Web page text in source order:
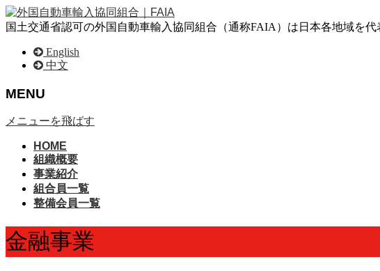
国土交通省認可の外国自動車輸入協同組合（通称FAIA）は日本各地域を
English
中文
MENU
メニューを飛ばす
HOME
組織概要
事業紹介
組合員一覧
整備会員一覧
金融事業